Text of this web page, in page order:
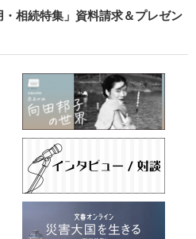
相続特集」資料請求＆プレゼン